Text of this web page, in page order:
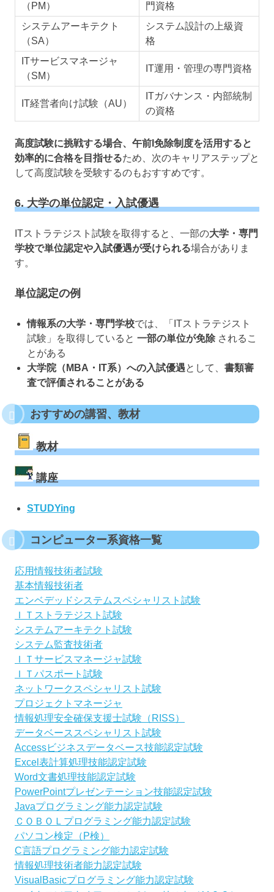
（PM）
門資格
システムアーキテクト
（SA）
システム設計の上級資
格
ITサービスマネージャ
（SM）
IT運用・管理の専門資格
IT経営者向け試験（AU）
ITガバナンス・内部統制
の資格
高度試験に挑戦する場合、午前I免除制度を活用すると
効率的に合格を目指せるため、次のキャリアステップと
して高度試験を受験するのもおすすめです。
6. 大学の単位認定・入試優遇
ITストラテジスト試験を取得すると、一部の大学・専門
学校で単位認定や入試優遇が受けられる場合がありま
す。
単位認定の例
情報系の大学・専門学校では、「ITストラテジスト
試験」を取得していると 一部の単位が免除 されるこ
とがある
大学院（MBA・IT系）への入試優遇として、 書類審
査で評価されることがある
おすすめの講習、教材
教材
講座
STUDYing
コンピューター系資格一覧
応用情報技術者試験
基本情報技術者
エンベデッドシステムスペシャリスト試験
ＩＴストラテジスト試験
システムアーキテクト試験
システム監査技術者
ＩＴサービスマネージャ試験
ＩＴパスポート試験
ネットワークスペシャリスト試験
プロジェクトマネージャ
情報処理安全確保支援士試験（RISS）
データベーススペシャリスト試験
Accessビジネスデータベース技能認定試験
Excel表計算処理技能認定試験
Word文書処理技能認定試験
PowerPointプレゼンテーション技能認定試験
Javaプログラミング能力認定試験
ＣＯＢＯＬプログラミング能力認定試験
パソコン検定（P検）
C言語プログラミング能力認定試験
情報処理技術者能力認定試験
VisualBasicプログラミング能力認定試験